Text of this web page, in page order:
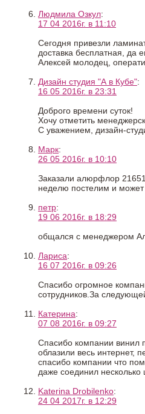
Людмила Озкул:
17 04 2016г. в 11:10
Сегодня привезли
доставка бесплатная, да
Алексей молодец,
Дизайн студия "А в Кубе":
16 05 2016г. в 23:31
Доброго времени суток!
Хочу отметить
С уважением, дизайн-
Марк:
26 05 2016г. в 10:10
Заказали алюрфлор
неделю постелим и
петр:
19 06 2016г. в 18:29
общался с менеджером
Лариса:
16 07 2016г. в 09:26
Спасибо огромное
сотрудников.За
Катерина:
07 08 2016г. в 09:27
Спасибо компании винил
облазили весь интернет,
спасибо компании что
даже соединил
Katerina Drobilenko:
24 04 2017г. в 12:29